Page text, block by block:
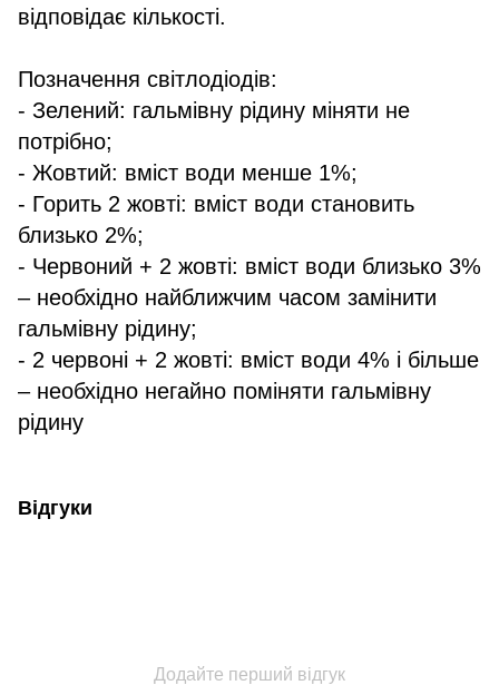
відповідає кількості.
Позначення світлодіодів:
- Зелений: гальмівну рідину міняти не
потрібно;
- Жовтий: вміст води менше 1%;
- Горить 2 жовті: вміст води становить
близько 2%;
- Червоний + 2 жовті: вміст води близько 3%
– необхідно найближчим часом замінити
гальмівну рідину;
- 2 червоні + 2 жовті: вміст води 4% і більше
– необхідно негайно поміняти гальмівну
рідину
Відгуки
Додайте перший відгук